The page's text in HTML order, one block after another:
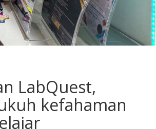
LabQuest,
kefahaman